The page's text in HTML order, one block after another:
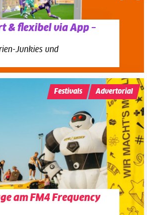
& flexibel via App –
Junkies und
am FM4 Frequency
Festivals Advertorial